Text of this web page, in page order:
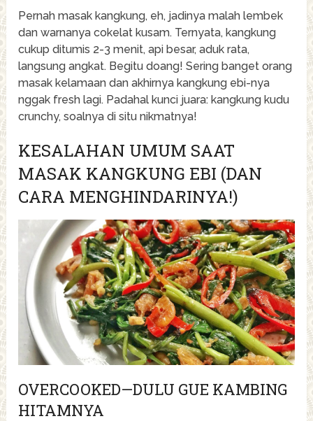
Pernah masak kangkung, eh, jadinya malah lembek
dan warnanya cokelat kusam. Ternyata, kangkung
cukup ditumis 2-3 menit, api besar, aduk rata,
langsung angkat. Begitu doang! Sering banget orang
masak kelamaan dan akhirnya kangkung ebi-nya
nggak fresh lagi. Padahal kunci juara: kangkung kudu
crunchy, soalnya di situ nikmatnya!
KESALAHAN UMUM SAAT
MASAK KANGKUNG EBI (DAN
CARA MENGHINDARINYA!)
OVERCOOKED—DULU GUE KAMBING
HITAMNYA